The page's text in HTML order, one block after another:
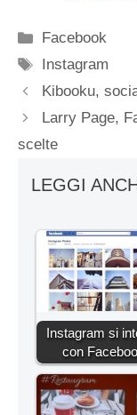
Categorie
Facebook
Tag
Instagram
Kibooku,
Larry Page,
scelte
LEGGI
Instagram si
con